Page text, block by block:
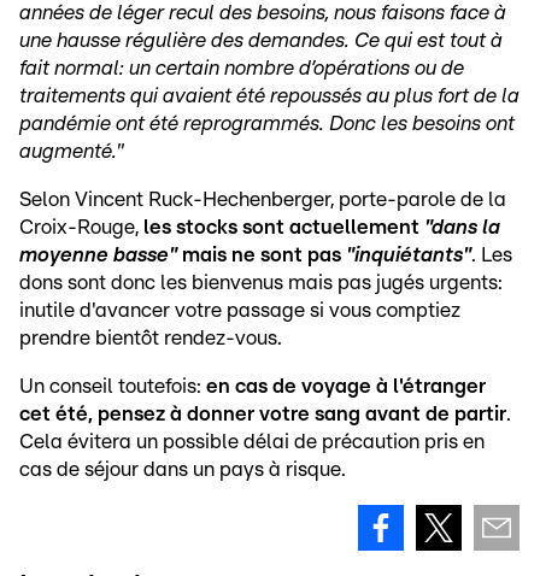
années de léger recul des besoins, nous faisons face à
une hausse régulière des demandes. Ce qui est tout à
fait normal: un certain nombre d’opérations ou de
traitements qui avaient été repoussés au plus fort de la
pandémie ont été reprogrammés. Donc les besoins ont
augmenté."
Selon Vincent Ruck-Hechenberger, porte-parole de la
Croix-Rouge, les stocks sont actuellement "dans la
moyenne basse"mais ne sont pas "inquiétants". Les
dons sont donc les bienvenus mais pas jugés urgents:
inutile d'avancer votre passage si vous comptiez
prendre bientôt rendez-vous.
Un conseil toutefois: en cas de voyage à l'étranger
cet été, pensez à donner votre sang avant de partir.
Cela évitera un possible délai de précaution pris en
cas de séjour dans un pays à risque.